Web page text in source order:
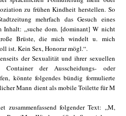
zu frühen Kindheit herstellen. So
mehrfach das Gesuch eines
Inhalt: „suche dom. [dominant] W nicht
Brüste, die mich windelt u. mich
ist. Kein Sex, Honorar mögl.“.
der Sexualität und ihrer sexuellen
der Ausscheidungs- oder
könnte folgendes bündig formulierte
Mann dient als mobile Toilette für M
zusammenfassend folgender Text: „M,